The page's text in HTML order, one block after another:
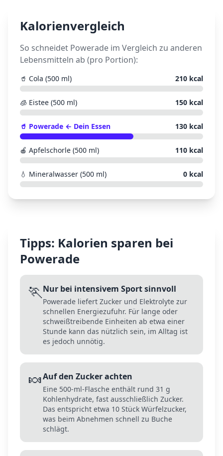
Kalorienvergleich
So schneidet Powerade im Vergleich zu anderen
Lebensmitteln ab (pro Portion):
🥤 Cola (500 ml) 210 kcal
🧊 Eistee (500 ml) 150 kcal
🥤 Powerade ← Dein Essen 130 kcal
🍎 Apfelschorle (500 ml) 110 kcal
💧 Mineralwasser (500 ml) 0 kcal
Tipps: Kalorien sparen bei
Powerade
🏃Nur bei intensivem Sport sinnvoll
Powerade liefert Zucker und Elektrolyte zur
schnellen Energiezufuhr. Für lange oder
schweißtreibende Einheiten ab etwa einer
Stunde kann das nützlich sein, im Alltag ist
es jedoch unnötig.
🍬Auf den Zucker achten
Eine 500-ml-Flasche enthält rund 31 g
Kohlenhydrate, fast ausschließlich Zucker.
Das entspricht etwa 10 Stück Würfelzucker,
was beim Abnehmen schnell zu Buche
schlägt.